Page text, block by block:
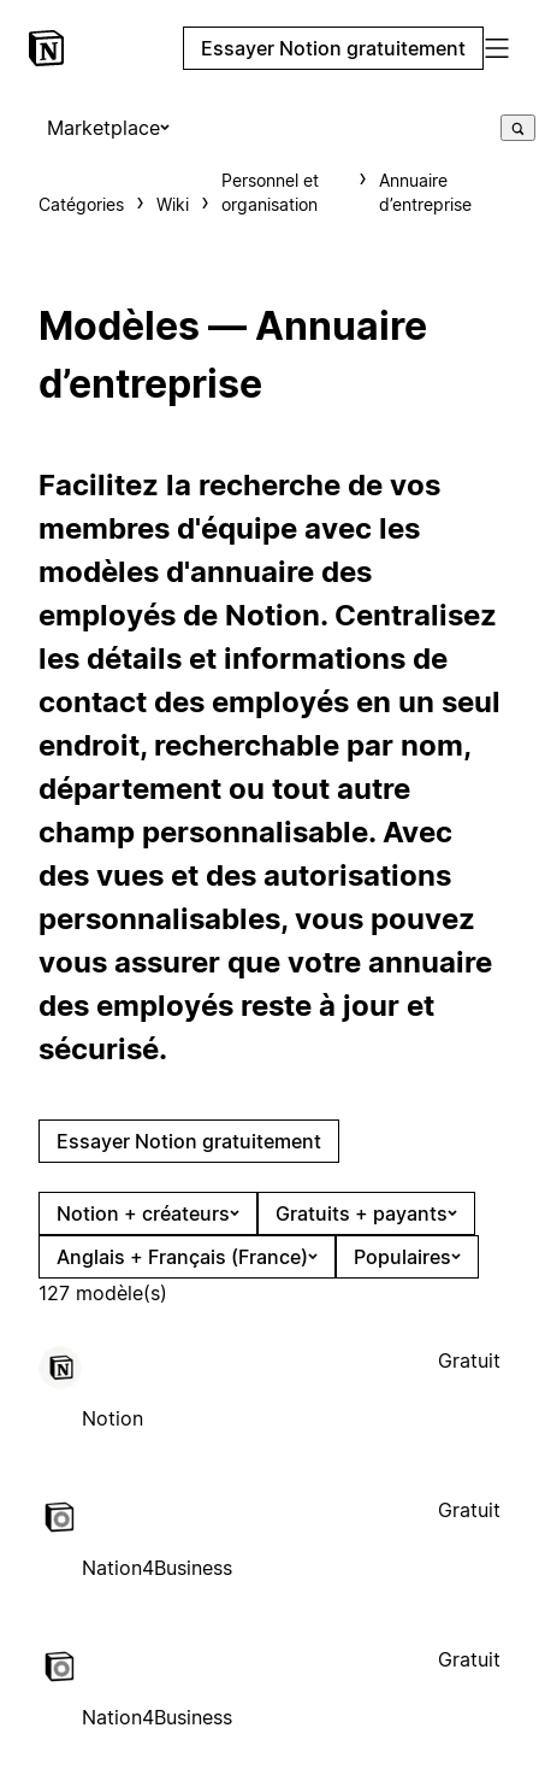
Essayer Notion gratuitement
Marketplace
Catégories Wiki
Personnel et
organisation
Annuaire
d’entreprise
Modèles — Annuaire
d’entreprise
Facilitez la recherche de vos
membres d'équipe avec les
modèles d'annuaire des
employés de Notion. Centralisez
les détails et informations de
contact des employés en un seul
endroit, recherchable par nom,
département ou tout autre
champ personnalisable. Avec
des vues et des autorisations
personnalisables, vous pouvez
vous assurer que votre annuaire
des employés reste à jour et
sécurisé.
Essayer Notion gratuitement
Notion + créateurs
Gratuits + payants
Anglais + Français (France)
Populaires
127 modèle(s)
Notion
Gratuit
Nation4Business
Gratuit
Nation4Business
Gratuit